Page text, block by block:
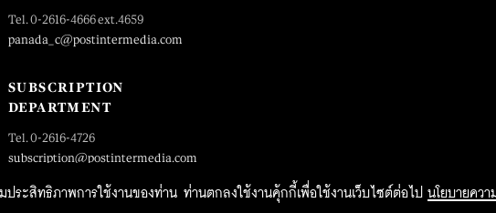
ประสิทธิภาพการใช้งานของท่าน ท่านตกลงใช้งานคุ้กกี้เพื่อใช้งานเว็บไซต์ต่อไป นโยบายควา
Tel. 0-2616-4666 ext.4659
panada_c@postintermedia.com
SUBSCRIPTION
DEPARTMENT
Tel. 0-2616-4726
subscription@postintermedia.com